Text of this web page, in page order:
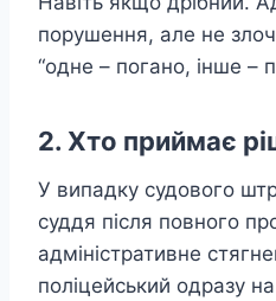
порушення, але не
“одне – погано, інше –
2. Хто приймає
У випадку судового
суддя після повного
адміністративне
поліцейський одразу на